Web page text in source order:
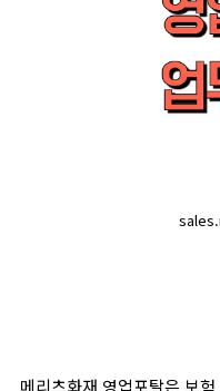
메리츠화재 영업포탈은 보